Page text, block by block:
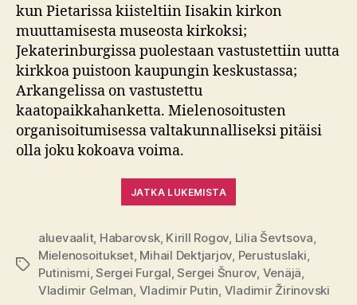
kun Pietarissa kiisteltiin Iisakin kirkon
muuttamisesta museosta kirkoksi;
Jekaterinburgissa puolestaan vastustettiin uutta
kirkkoa puistoon kaupungin keskustassa;
Arkangelissa on vastustettu
kaatopaikkahanketta. Mielenosoitusten
organisoitumisessa valtakunnalliseksi pitäisi
olla joku kokoava voima.
JATKA LUKEMISTA
Avainsanat
aluevaalit, Habarovsk, Kirill Rogov, Lilia Ševtsova,
Mielenosoitukset, Mihail Dektjarjov, Perustuslaki,
Putinismi,Sergei Furgal,Sergei Šnurov, Venäjä,
Vladimir Gelman, Vladimir Putin, Vladimir Žirinovski